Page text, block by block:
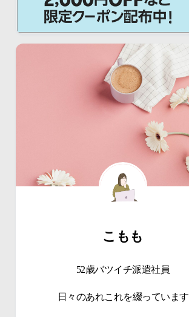
こもも
52歳バツイチ派遣社員
日々のあれこれを綴っています